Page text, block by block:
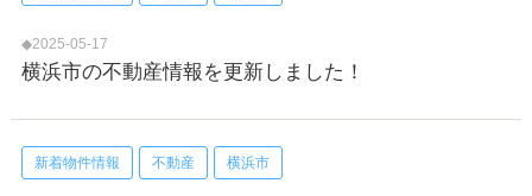
◆2025-05-17
横浜市の不動産情報を更新しました！
新着物件情報 不動産 横浜市